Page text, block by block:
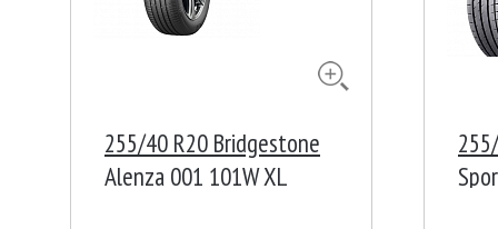
255/40 R20 Bridgestone
Alenza 001 101W XL